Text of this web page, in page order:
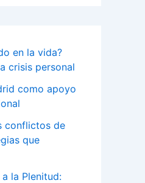
en la vida?
crisis personal
como apoyo
conflictos de
que
la Plenitud: